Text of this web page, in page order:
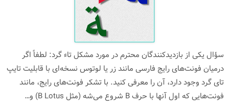
سؤال یكی از بازدیدكنندگان محترم در مورد مشكل تاء گرد: لطفاً اگر
درمیان فونت‌های رایج فارسی مانند زر یا لوتوس نسخه‌ای با قابلیت تایپ
تای گرد وجود دارد، آن را معرفی کنید. با تشکر فونت‌های رایج، مانند
فونت‌هایی كه اول آنها با حرف B شروع می‌‌شه (مثل B Lotus) و…